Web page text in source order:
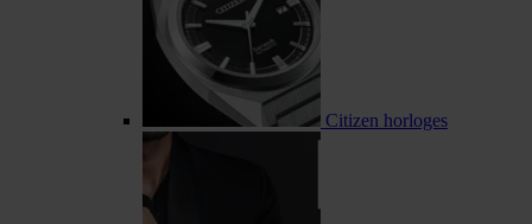
Citizen horloges